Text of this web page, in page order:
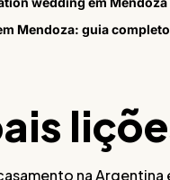
Mendoza: guia
na